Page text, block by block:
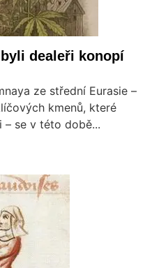
dealeři konopí
ze střední Eurasie –
kmenů, které
se v této době...